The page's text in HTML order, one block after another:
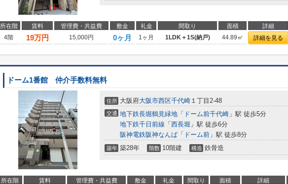
所在階 賃料 管理費・共益費 敷金 礼金 間取り 面積 詳細
4階
19万円 15,000円 0ヶ月 1ヶ月 1LDK＋1S(納戸) 44.89㎡ 詳細を見る
ドーム1番館 仲介手数料無料
住所 大阪府大阪市西区千代崎 １丁目2-48
交通 地下鉄長堀鶴見緑地 「 ドーム前千代崎 」駅 徒歩5分
地下鉄千日前線 「 西長堀 」駅 徒歩6分
阪神電鉄阪神なんば 「 ドーム前 」駅 徒歩8分
築年 築28年 階数 10階建 構造 鉄骨造
所在階 賃料 管理費・共益費 敷金 礼金 間取り 面積 詳細